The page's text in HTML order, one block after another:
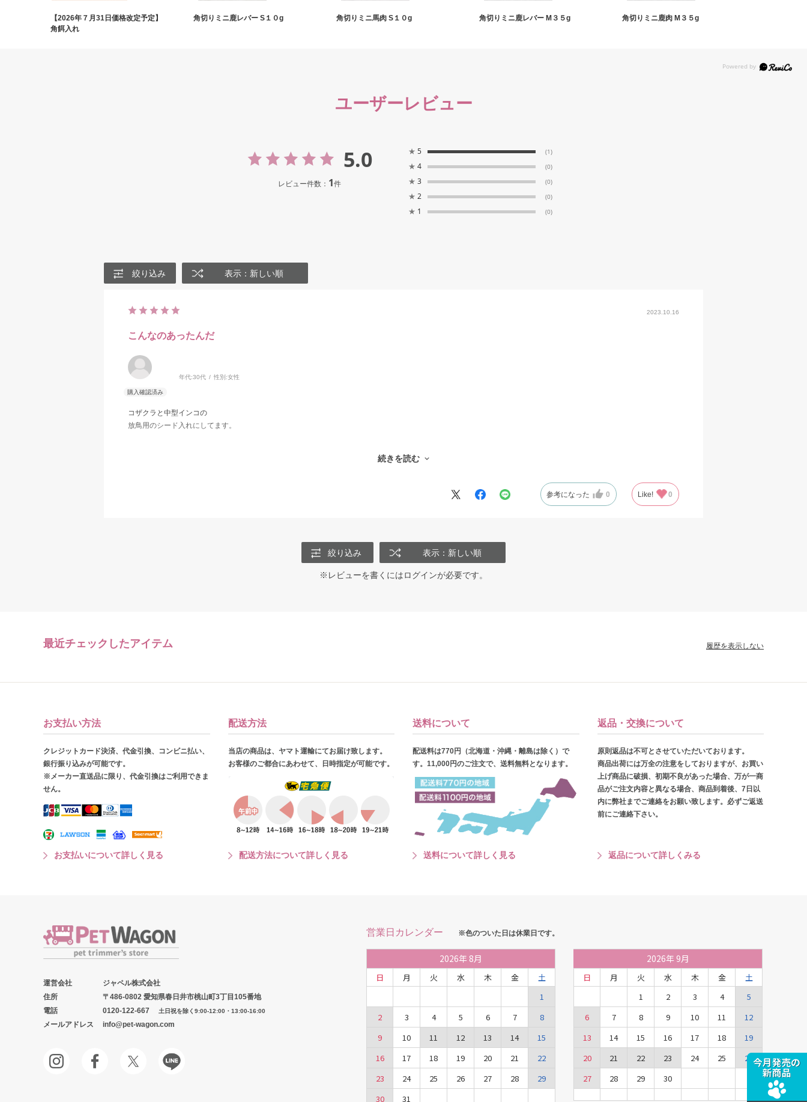
【2026年７月31日価格改定予定】
角餌入れ
角切りミニ鹿レバー S１０g 角切りミニ馬肉 S１０g 角切りミニ鹿レバー M３５g 角切りミニ鹿肉 M３５g
ユーザーレビュー
5.0
レビュー件数： 1件
★ 5 (1)
★ 4 (0)
★ 3 (0)
★ 2 (0)
★ 1 (0)
絞り込み 表示：新しい順
2023.10.16
こんなのあったんだ
年代:30代 性別:女性
コザクラと中型インコの
放鳥用のシード入れにしてます。
続きを読む
参考になった 0 Like! 0
絞り込み 表示：新しい順
※レビューを書くにはログインが必要です。
最近チェックしたアイテム 履歴を表示しない
お支払い方法
クレジットカード決済、代金引換、コンビニ払い、
銀行振り込みが可能です。
※メーカー直送品に限り、代金引換はご利用できま
せん。
お支払いについて詳しく見る
配送方法
当店の商品は、ヤマト運輸にてお届け致します。
お客様のご都合にあわせて、日時指定が可能です。
配送方法について詳しく見る
送料について
配送料は770円（北海道・沖縄・離島は除く）で
す。11,000円のご注文で、送料無料となります。
送料について詳しく見る
返品・交換について
原則返品は不可とさせていただいております。
商品出荷には万全の注意をしておりますが、お買い
上げ商品に破損、初期不良があった場合、万が一商
品がご注文内容と異なる場合、商品到着後、7日以
内に弊社までご連絡をお願い致します。必ずご返送
前にご連絡下さい。
返品について詳しくみる
運営会社
ジャペル株式会社
住所
〒486-0802 愛知県春日井市桃山町3丁目105番地
電話
0120-122-667 土日祝を除く9:00-12:00・13:00-16:00
メールアドレス info@pet-wagon.com
営業日カレンダー ※色のついた日は休業日です。
2026年 8月
日 月 火 水 木 金
土
1
2
3 4 5 6 7
8
9
10 11 12 13 14
15
16
17 18 19 20 21
22
23
24 25 26 27 28
29
30
31
2026年 9月
日 月 火 水 木 金
土
1
2 3 4
5
6
7 8 9 10 11
12
13
14 15 16 17 18
19
20
21 22 23 24 25
26
27
28 29 30